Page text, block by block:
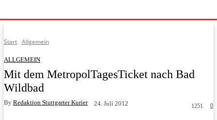
Start Allgemein
ALLGEMEIN
Mit dem MetropolTagesTicket nach Bad
Wildbad
By Redaktion Stuttgarter Kurier 24. Juli 2012 0
1251